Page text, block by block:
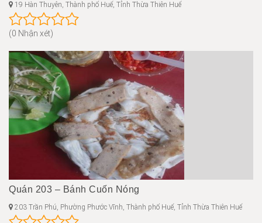
19 Hàn Thuyên, Thành phố Huế, Tỉnh Thừa Thiên Huế
(0 Nhận xét)
Quán 203 – Bánh Cuốn Nóng
203 Trần Phú, Phường Phước Vĩnh, Thành phố Huế, Tỉnh Thừa Thiên Huế